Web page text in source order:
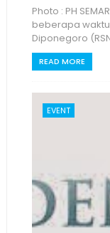
Photo : PH
beberapa waktu
Diponegoro
READ MORE
EVENT